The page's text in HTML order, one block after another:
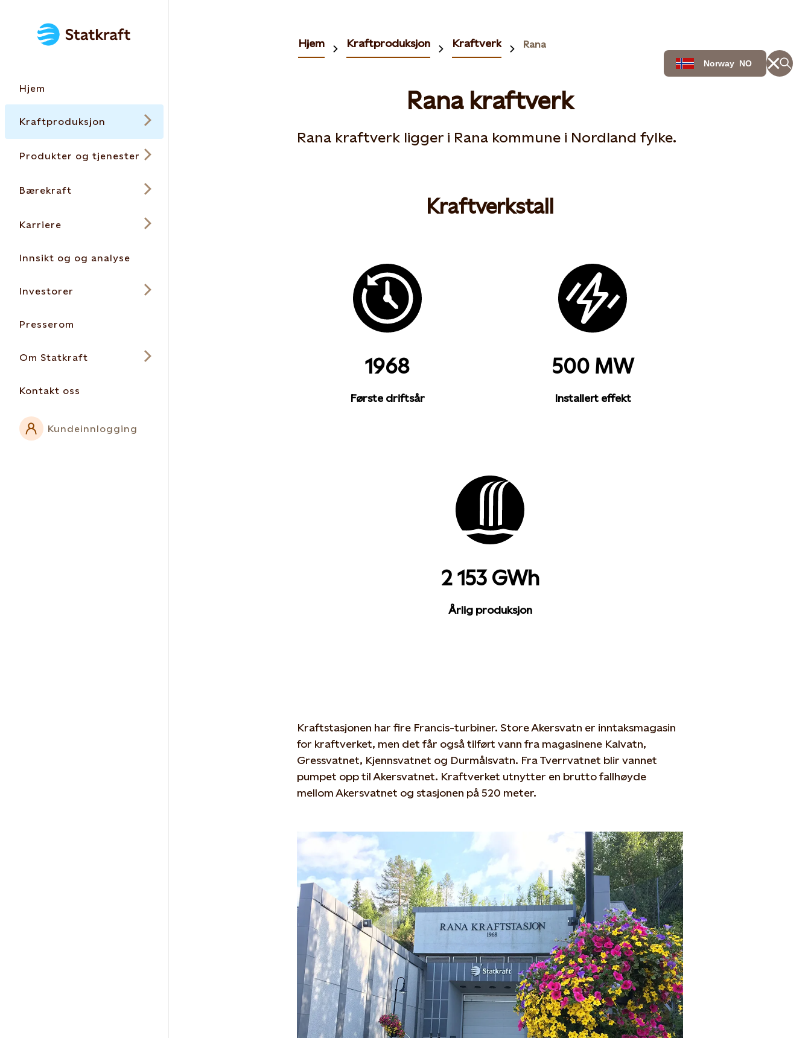
Hjem
Kraftproduksjon
Produkter og tjenester
Bærekraft
Karriere
Innsikt og og analyse
Investorer
Presserom
Om Statkraft
Kontakt oss
Kundeinnlogging
Norway NO
Hjem Kraftproduksjon Kraftverk Rana
Rana kraftverk
Rana kraftverk ligger i Rana kommune i Nordland fylke.
Kraftverkstall
1968
Første driftsår
500 MW
Installert effekt
2 153 GWh
Årlig produksjon
Kraftstasjonen har fire Francis-turbiner. Store Akersvatn er inntaksmagasin
for kraftverket, men det får også tilført vann fra magasinene Kalvatn,
Gressvatnet, Kjennsvatnet og Durmålsvatn. Fra Tverrvatnet blir vannet
pumpet opp til Akersvatnet. Kraftverket utnytter en brutto fallhøyde
mellom Akersvatnet og stasjonen på 520 meter.